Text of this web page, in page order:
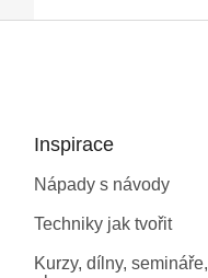
Inspirace
Nápady s návody
Techniky jak tvořit
Kurzy, dílny, semináře,